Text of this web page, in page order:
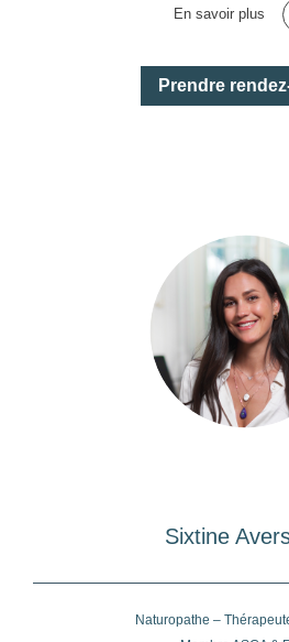
En savoir plus
Prendre
Sixtine
Naturopathe –